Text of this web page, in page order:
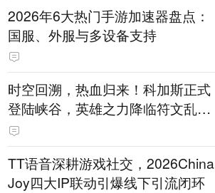
2026年6大热门手游加速器盘点：
国服、外服与多设备支持
时空回溯，热血归来！科加斯正式
登陆峡谷，英雄之力降临符文乱
斗！
TT语音深耕游戏社交，2026China
Joy四大IP联动引爆线下引流闭环